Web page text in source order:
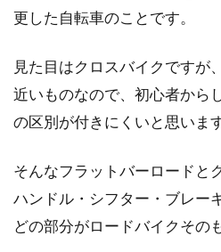
更した自転車のことです。
見た目はクロスバイクですが
近いものなので、初心者から
の区別が付きにくいと思います
そんなフラットバーロードと
ハンドル・シフター・ブレー
どの部分がロードバイクその